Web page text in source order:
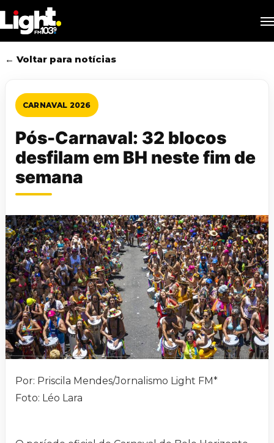
to
main
content
← Voltar para notícias
CARNAVAL 2026
Pós-Carnaval: 32 blocos
desfilam em BH neste fim de
semana
Por: Priscila Mendes/Jornalismo Light FM*
Foto: Léo Lara